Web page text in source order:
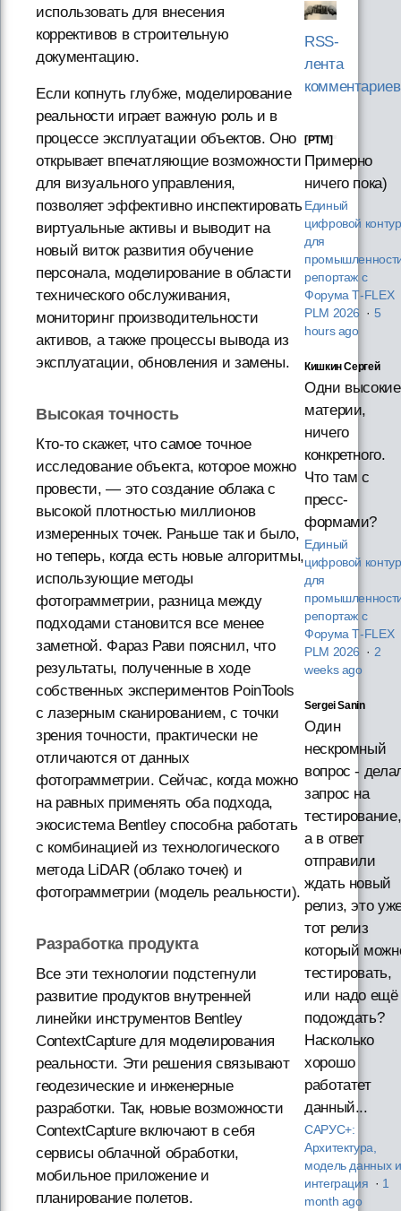
использовать для внесения
коррективов в строительную
документацию.
Если копнуть глубже, моделирование
реальности играет важную роль и в
процессе эксплуатации объектов. Оно
открывает впечатляющие возможности
для визуального управления,
позволяет эффективно инспектировать
виртуальные активы и выводит на
новый виток развития обучение
персонала, моделирование в области
технического обслуживания,
мониторинг производительности
активов, а также процессы вывода из
эксплуатации, обновления и замены.
Высокая точность
Кто-то скажет, что самое точное
исследование объекта, которое можно
провести, — это создание облака с
высокой плотностью миллионов
измеренных точек. Раньше так и было,
но теперь, когда есть новые алгоритмы,
использующие методы
фотограмметрии, разница между
подходами становится все менее
заметной. Фараз Рави пояснил, что
результаты, полученные в ходе
собственных экспериментов PoinTools
с лазерным сканированием, с точки
зрения точности, практически не
отличаются от данных
фотограмметрии. Сейчас, когда можно
на равных применять оба подхода,
экосистема Bentley способна работать
с комбинацией из технологического
метода LiDAR (облако точек) и
фотограмметрии (модель реальности).
Разработка продукта
Все эти технологии подстегнули
развитие продуктов внутренней
линейки инструментов Bentley
ContextCapture для моделирования
реальности. Эти решения связывают
геодезические и инженерные
разработки. Так, новые возможности
ContextCapture включают в себя
сервисы облачной обработки,
мобильное приложение и
планирование полетов.
RSS-
лента
комментариев
[PTM]
Примерно
ничего пока)
Единый
цифровой контур
для
репортаж с
Форума T‑FLEX
PLM 2026 · 5
hours ago
Кишкин Сергей
Одни высокие
материи,
ничего
конкретного.
Что там с
пресс-
формами?
Единый
цифровой контур
для
репортаж с
Форума T‑FLEX
PLM 2026 · 2
weeks ago
Sergei Sanin
Один
нескромный
вопрос -
запрос на
тестирование,
а в ответ
отправили
ждать новый
релиз, это
тот релиз
который
тестировать,
или надо ещё
подождать?
Насколько
хорошо
работатет
данный...
САРУС+:
Архитектура,
модель данных и
интеграция · 1
month ago